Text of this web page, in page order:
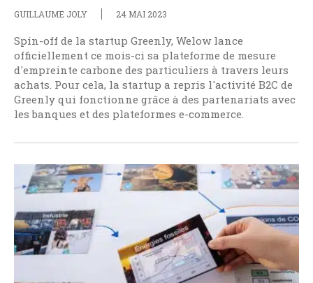
GUILLAUME JOLY 24 MAI 2023
Spin-off de la startup Greenly, Welow lance
officiellement ce mois-ci sa plateforme de mesure
d'empreinte carbone des particuliers à travers leurs
achats. Pour cela, la startup a repris l'activité B2C de
Greenly qui fonctionne grâce à des partenariats avec
les banques et des plateformes e-commerce.